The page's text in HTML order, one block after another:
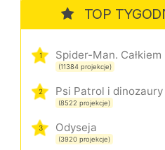
TOP
1
(11384 projekcje)
2 Psi Patrol i dinozaury
(8522 projekcje)
3 Odyseja
(3920 projekcje)